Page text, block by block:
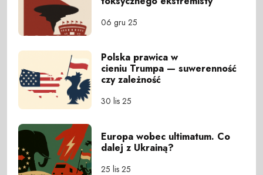
06 gru 25
Polska prawica w
cieniu Trumpa — suwerenność
czy zależność
30 lis 25
Europa wobec ultimatum. Co
dalej z Ukrainą?
25 lis 25